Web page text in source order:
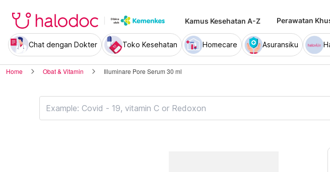
Kamus Kesehatan A-Z Perawatan
Chat dengan Dokter Toko Kesehatan Homecare Asuransiku
Home Obat & Vitamin Illuminare Pore Serum 30 ml